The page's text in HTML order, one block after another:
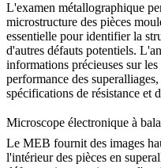
L'examen métallographique
microstructure des pièces
essentielle pour identifier la
d'autres défauts potentiels.
informations précieuses sur
performance des
spécifications de résistance et
Microscope électronique à
Le MEB fournit des images
l'intérieur des pièces en